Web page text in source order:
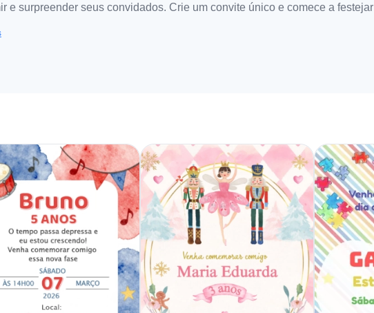
e surpreender seus convidados. Crie um convite único e comece a festejar